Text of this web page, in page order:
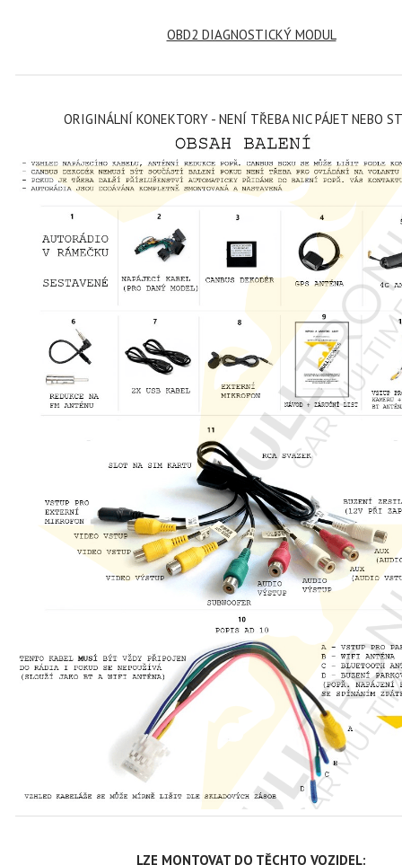
OBD2 DIAGNOSTICKÝ MODUL
ORIGINÁLNÍ KONEKTORY - NENÍ TŘEBA NIC PÁJET NEBO
LZE MONTOVAT DO TĚCHTO VOZIDEL: